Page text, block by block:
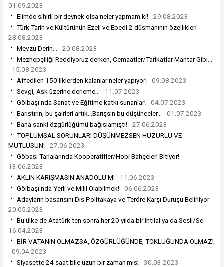
01.09.2023
Elimde sihirli bir deynek olsa neler yapmam ki! -29.08.2023
Türk Tarih ve Kültürünün Ezeli ve Ebedi 2 düşmanının özellikleri -
28.08.2023
Mevzu Derin... -20.08.2023
Mezhepçiliği Reddiyoruz derken, Cemaatler/Tarikatlar Mantar Gibi...
- 15.08.2023
Affedilen 150'liklerden kalanlar neler yapıyor! -09.08.2023
Sevgi, Aşk üzerine derleme... - 11.07.2023
Gölbaşı'nda Sanat ve Eğitime katkı sunanlar! -04.07.2023
Barıştırın, bu şairleri artık...Barışsın bu düşünceler... -01.07.2023
Bana sanki özgürlüğümü bağışlamıştı! -27.06.2023
TOPLUMSAL SORUNLARI DÜŞÜNMEZSEN HUZURLU VE
MUTLUSUN! -27.06.2023
Göbaşı Tarlalarında Kooperatifler/Hobi Bahçeleri Bitiyor! -
13.06.2023
AKLIN KARIŞMASIN ANADOLU'M! - 11.06.2023
Gölbaşı'nda Yerli ve Milli Olabilmek! -06.06.2023
Adayların başarısını Dış Politakaya ve Teröre Karşı Duruşu Belirliyor -
20.05.2023
Bu ülke de Atatürk’ten sonra her 20 yılda bir ihtilal ya da Sesli/Se -
16.04.2023
BİR VATANIN OLMAZSA, ÖZGÜRLÜĞÜNDE, TOKLUĞUNDA OLMAZ!
-09.04.2023
Siyasette 24 saat bile uzun bir zaman'mış! -30.03.2023